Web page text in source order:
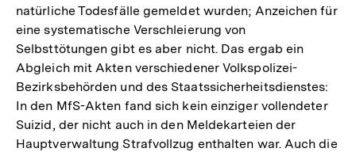
natürliche Todesfälle gemeldet wurden; Anzeichen für
eine systematische Verschleierung von
Selbsttötungen gibt es aber nicht. Das ergab ein
Abgleich mit Akten verschiedener Volkspolizei-
Bezirksbehörden und des Staatssicherheitsdienstes:
In den MfS-Akten fand sich kein einziger vollendeter
Suizid, der nicht auch in den Meldekarteien der
Hauptverwaltung Strafvollzug enthalten war. Auch die